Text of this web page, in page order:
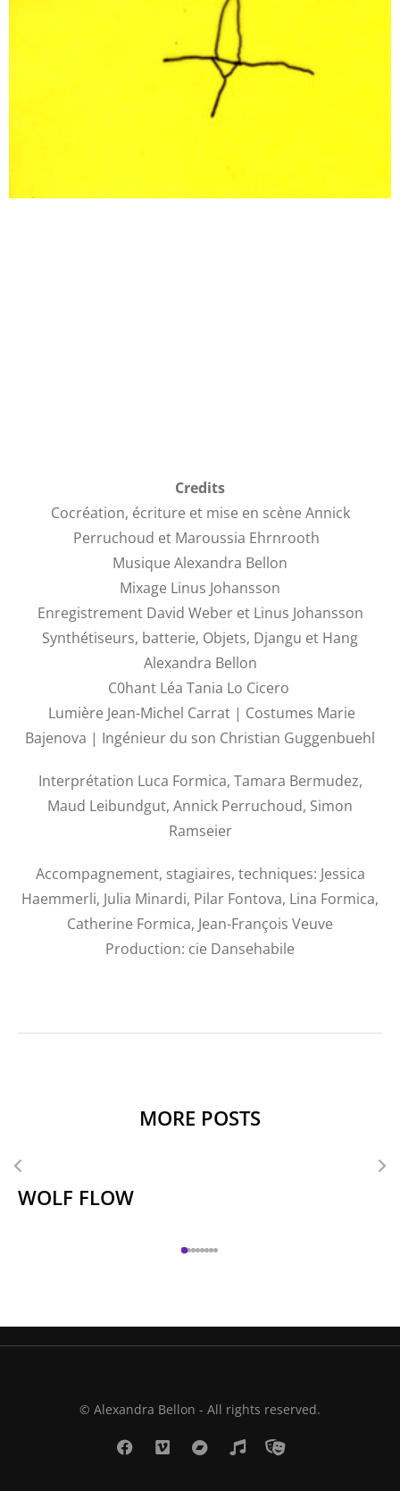
Credits
Cocréation, écriture et mise en scène Annick
Perruchoud et Maroussia Ehrnrooth
Musique Alexandra Bellon
Mixage Linus Johansson
Enregistrement David Weber et Linus Johansson
Synthétiseurs, batterie, Objets, Djangu et Hang
Alexandra Bellon
C0hant Léa Tania Lo Cicero
Lumière Jean-Michel Carrat | Costumes Marie
Bajenova | Ingénieur du son Christian Guggenbuehl
Interprétation Luca Formica, Tamara Bermudez,
Maud Leibundgut, Annick Perruchoud, Simon
Ramseier
Accompagnement, stagiaires, techniques: Jessica
Haemmerli, Julia Minardi, Pilar Fontova, Lina Formica,
Catherine Formica, Jean-François Veuve
Production: cie Dansehabile
MORE POSTS
WOLF FLOW
© Alexandra Bellon - All rights reserved.